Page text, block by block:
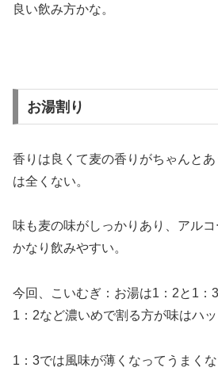
良い飲み方かな。
お湯割り
香りは良くて麦の香りがちゃんと
は全くない。
味も麦の味がしっかりあり、アル
かなり飲みやすい。
今回、こいむぎ：お湯は1：2と1：
1：2など濃いめで割る方が味はハッ
1：3では風味が薄くなってうまくな